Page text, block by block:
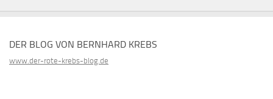
DER BLOG VON BERNHARD KREBS
www.der-rote-krebs-blog.de